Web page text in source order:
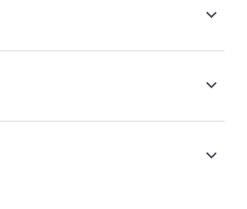
(€) inclusief BTW en exclusief